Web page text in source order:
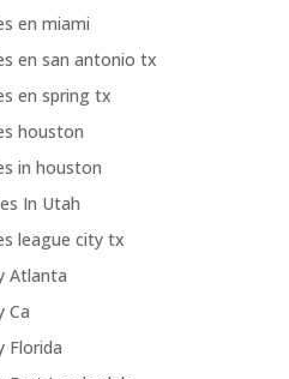
en miami
en san antonio tx
en spring tx
houston
in houston
In Utah
league city tx
Atlanta
Ca
Florida